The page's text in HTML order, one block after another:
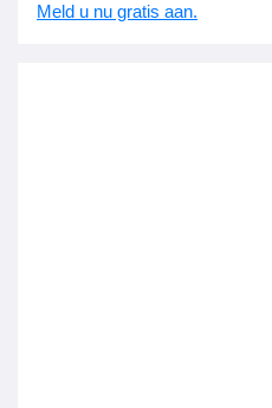
Meld u nu gratis aan.